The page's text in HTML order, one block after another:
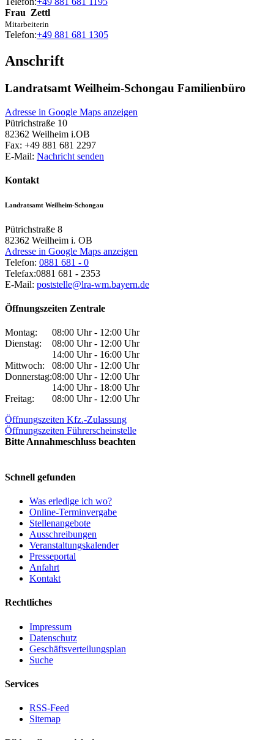
Frau Zettl
Mitarbeiterin
Telefon:+49 881 681 1305
Anschrift
Landratsamt Weilheim-Schongau Familienbüro
Adresse in Google Maps anzeigen
Pütrichstraße 10
82362 Weilheim i.OB
Fax: +49 881 681 2297
E-Mail: Nachricht senden
Kontakt
Landratsamt Weilheim-Schongau
Pütrichstraße 8
82362 Weilheim i. OB
Adresse in Google Maps anzeigen
Telefon: 0881 681 - 0
Telefax:0881 681 - 2353
E-Mail: poststelle@lra-wm.bayern.de
Öffnungszeiten Zentrale
Montag:
08:00 Uhr - 12:00 Uhr
Dienstag:
08:00 Uhr - 12:00 Uhr
14:00 Uhr - 16:00 Uhr
Mittwoch:
08:00 Uhr - 12:00 Uhr
Donnerstag:08:00 Uhr - 12:00 Uhr
14:00 Uhr - 18:00 Uhr
Freitag:
08:00 Uhr - 12:00 Uhr
Öffnungszeiten Kfz.-Zulassung
Öffnungszeiten Führerscheinstelle
Bitte Annahmeschluss beachten
Schnell gefunden
Was erledige ich wo?
Online-Terminvergabe
Stellenangebote
Ausschreibungen
Veranstaltungskalender
Presseportal
Anfahrt
Kontakt
Rechtliches
Impressum
Datenschutz
Geschäftsverteilungsplan
Suche
Services
RSS-Feed
Sitemap